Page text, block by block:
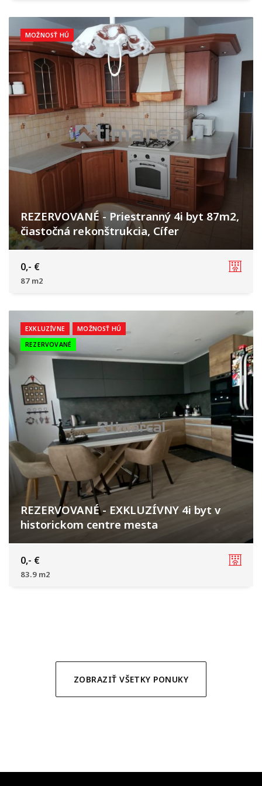
MOŽNOSŤ HÚ
REZERVOVANÉ - Priestranný 4i byt 87m2,
čiastočná rekonštrukcia, Cífer
Cífer
0,- €
87 m2
EXKLUZÍVNE
MOŽNOSŤ HÚ
REZERVOVANÉ
REZERVOVANÉ - EXKLUZÍVNY 4i byt v
historickom centre mesta
Vajanského, Trnava
0,- €
83.9 m2
ZOBRAZIŤ VŠETKY PONUKY